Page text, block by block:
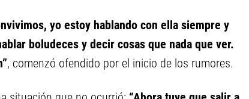
yo estoy hablando con ella siempre y
boludeces y decir cosas que nada que ver.
, comenzó ofendido por el inicio de los rumores.